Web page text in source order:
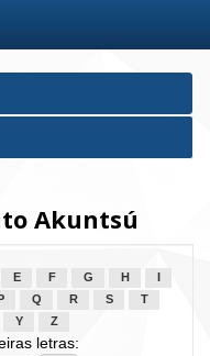
Akuntsú
E F G H
P Q R S
T
Y Z
letras: